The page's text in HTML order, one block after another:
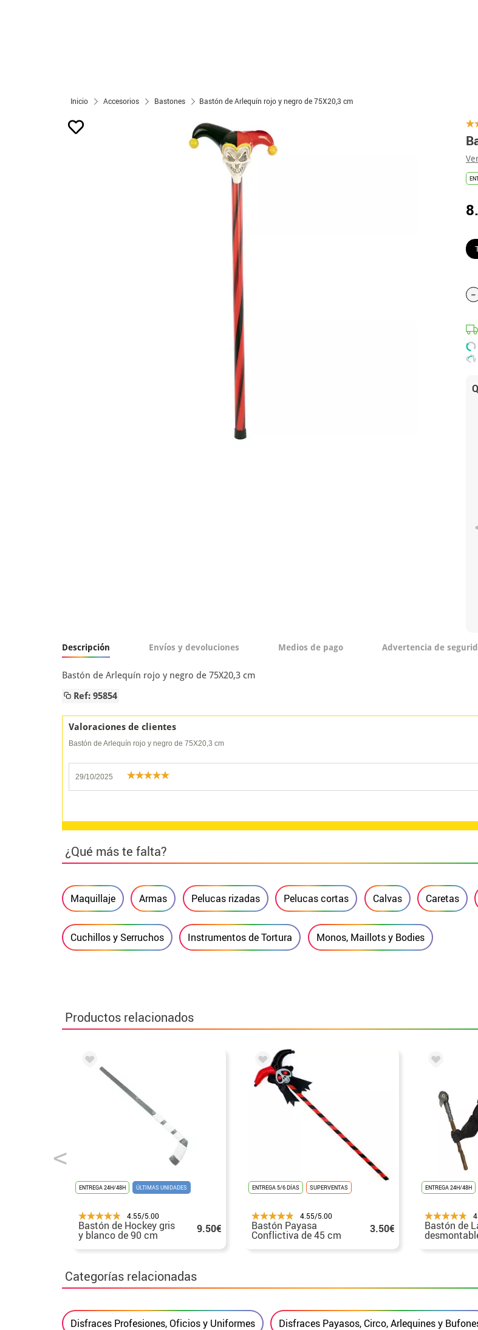
Inicio Accesorios Bastones Bastón de Arlequín rojo y negro de 75X20,3 cm
-
Descripción Envíos y devoluciones Medios de pago Advertencia de
Bastón de Arlequín rojo y negro de 75X20,3 cm
Ref: 95854
Valoraciones de clientes
Bastón de Arlequín rojo y negro de 75X20,3 cm
29/10/2025
¿Qué más te falta?
Maquillaje Armas Pelucas rizadas Pelucas cortas Calvas Caretas
Cuchillos y Serruchos Instrumentos de Tortura Monos, Maillots y Bodies
Productos relacionados
ENTREGA 24H/48H ÚLTIMAS UNIDADES
4.55/5.00
Bastón de Hockey gris
y blanco de 90 cm 9.50€
ENTREGA 5/6 DÍAS SUPERVENTAS
4.55/5.00
Bastón Payasa
Conflictiva de 45 cm 3.50€
ENTREGA 24H/48H
Bastón de
Categorías relacionadas
Disfraces Profesiones, Oficios y Uniformes Disfraces Payasos, Circo, Arlequines y